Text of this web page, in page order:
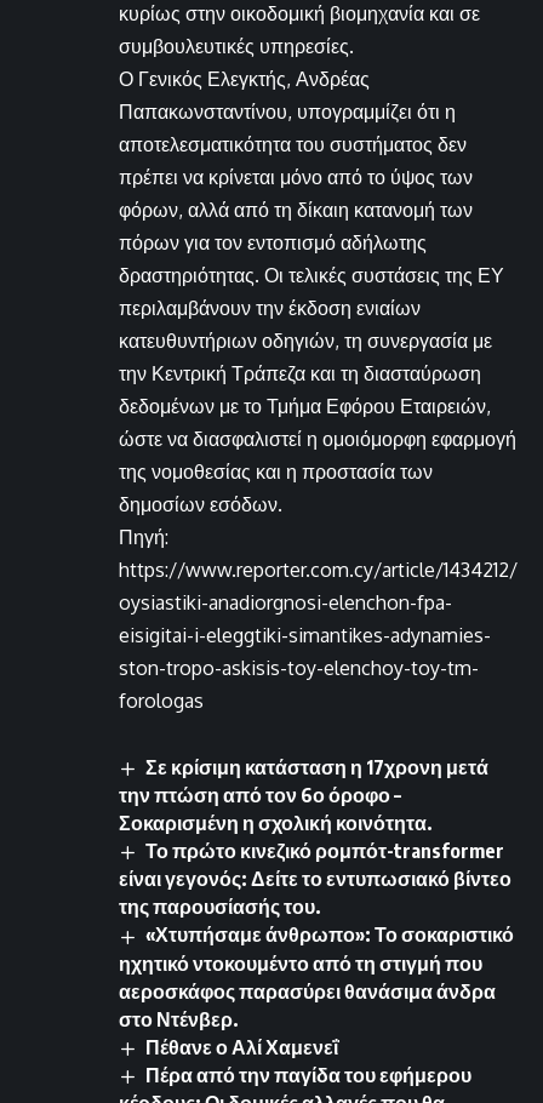
κυρίως στην οικοδομική βιομηχανία και σε
συμβουλευτικές υπηρεσίες.
Ο Γενικός Ελεγκτής, Ανδρέας
Παπακωνσταντίνου, υπογραμμίζει ότι η
αποτελεσματικότητα του συστήματος δεν
πρέπει να κρίνεται μόνο από το ύψος των
φόρων, αλλά από τη δίκαιη κατανομή των
πόρων για τον εντοπισμό αδήλωτης
δραστηριότητας. Οι τελικές συστάσεις της ΕΥ
περιλαμβάνουν την έκδοση ενιαίων
κατευθυντήριων οδηγιών, τη συνεργασία με
την Κεντρική Τράπεζα και τη διασταύρωση
δεδομένων με το Τμήμα Εφόρου Εταιρειών,
ώστε να διασφαλιστεί η ομοιόμορφη εφαρμογή
της νομοθεσίας και η προστασία των
δημοσίων εσόδων.
Πηγή:
https://www.reporter.com.cy/article/1434212/
oysiastiki-anadiorgnosi-elenchon-fpa-
eisigitai-i-eleggtiki-simantikes-adynamies-
ston-tropo-askisis-toy-elenchoy-toy-tm-
forologas
Σε κρίσιμη κατάσταση η 17χρονη μετά
την πτώση από τον 6ο όροφο –
Σοκαρισμένη η σχολική κοινότητα.
Το πρώτο κινεζικό ρομπότ-transformer
είναι γεγονός: Δείτε το εντυπωσιακό βίντεο
της παρουσίασής του.
«Χτυπήσαμε άνθρωπο»: Το σοκαριστικό
ηχητικό ντοκουμέντο από τη στιγμή που
αεροσκάφος παρασύρει θανάσιμα άνδρα
στο Ντένβερ.
Πέθανε ο Αλί Χαμενεΐ
Πέρα από την παγίδα του εφήμερου